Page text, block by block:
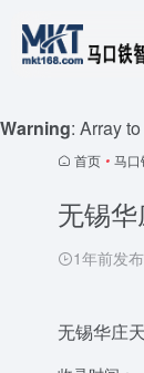
Warning: Array
首页 • 马口
无锡
1年前发布
无锡华庄